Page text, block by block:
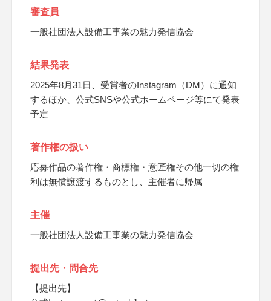
審査員
一般社団法人設備工事業の魅力発信協会
結果発表
2025年8月31日、受賞者のInstagram（DM）に通知
するほか、公式SNSや公式ホームページ等にて発表
予定
著作権の扱い
応募作品の著作権・商標権・意匠権その他一切の権
利は無償譲渡するものとし、主催者に帰属
主催
一般社団法人設備工事業の魅力発信協会
提出先・問合先
【提出先】